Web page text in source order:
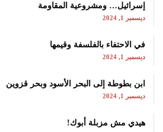
إسرائيل… ومشروعية المقاومة
ديسمبر 1, 2024
في الاحتفاء بالفلسفة وقيمها
ديسمبر 1, 2024
ابن بطوطة إلى البحر الأسود وبحر قزوين
ديسمبر 1, 2024
هيدي مش مزبلة أبوك!